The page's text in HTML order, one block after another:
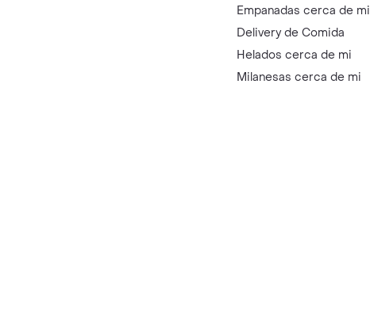
Empanadas cerca de mi
Delivery de Comida
Helados cerca de mi
Milanesas cerca de mi